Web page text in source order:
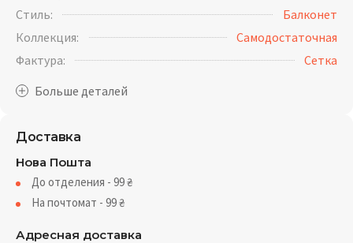
Стиль:
Балконет
Коллекция:
Самодостаточная
Фактура:
Cетка
Доставка
Нова Пошта
До отделения - 99₴
На почтомат - 99₴
Адресная доставка